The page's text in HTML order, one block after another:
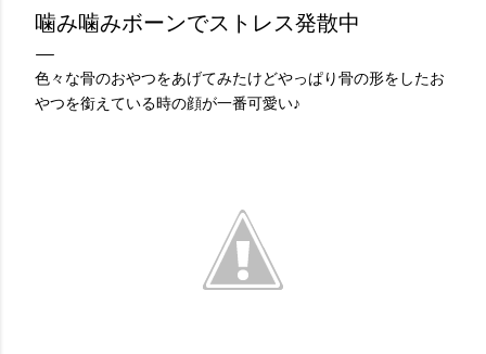
噛み噛みボーンでストレス発散中
色々な骨のおやつをあげてみたけどやっぱり骨の形をしたお
やつを銜えている時の顔が一番可愛い♪